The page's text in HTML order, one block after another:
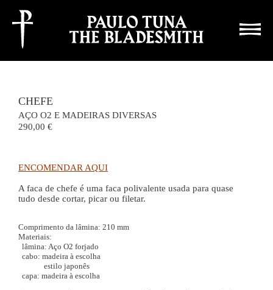
Este site usa cookies para recolha estatística, ao continuar a navegar está a aceitá-lo
fechar
CHEFE
AÇO O2 E MADEIRAS DIVERSAS
290,00
ENCOMENDAR AQUI
A faca de chefe é uma faca polivalente usada para quase
tudo desde cortar, picar ou filetar.
Comprimento da lâmina: 210 mm
Materiais:
lâmina: Aço O2 forjado
cabo: madeira à escolha
estilo japonês
capa: madeira à escolha